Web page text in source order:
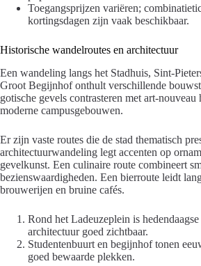
Toegangsprijzen variëren;
kortingsdagen zijn vaak beschikbaar.
Historische wandelroutes en architectuur
Een wandeling langs het Stadhuis, Sint-
Groot Begijnhof onthult verschillende
gotische gevels contrasteren met art-nouveau
moderne campusgebouwen.
Er zijn vaste routes die de stad thematisch
architectuurwandeling legt accenten op
gevelkunst. Een culinaire route combineert
bezienswaardigheden. Een bierroute leidt
brouwerijen en bruine cafés.
Rond het Ladeuzeplein is
architectuur goed zichtbaar.
Studentenbuurt en begijnhof tonen
goed bewaarde plekken.